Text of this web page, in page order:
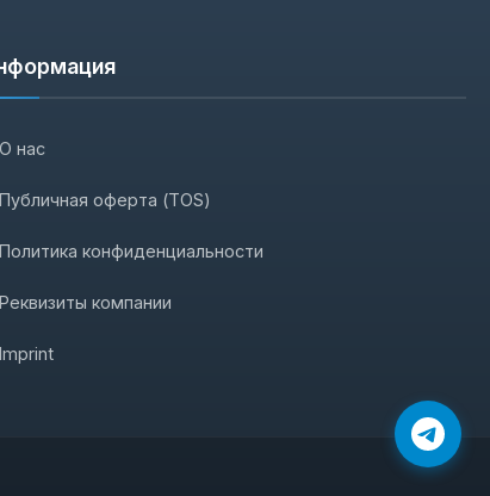
О нас
Публичная оферта (TOS)
Политика конфиденциальности
Реквизиты компании
Imprint